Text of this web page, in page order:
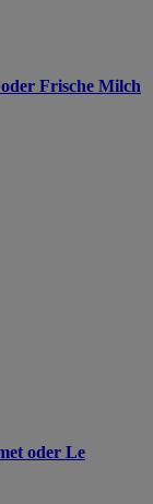
Frische Milch
oder Le